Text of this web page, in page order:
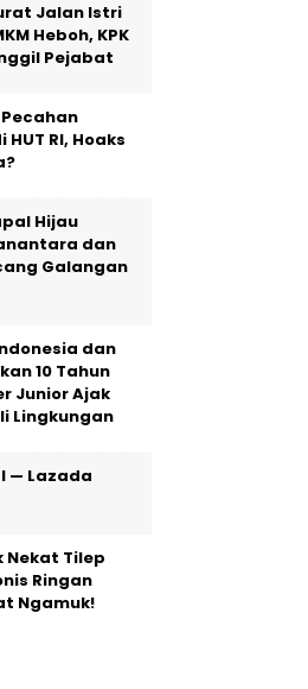
Jalan Istri
Heboh, KPK
Pejabat
HUT RI, Hoaks
Hijau
dan
Galangan
dan
10 Tahun
Junior Ajak
Lingkungan
I — Lazada
Nekat Tilep
Ringan
Ngamuk!